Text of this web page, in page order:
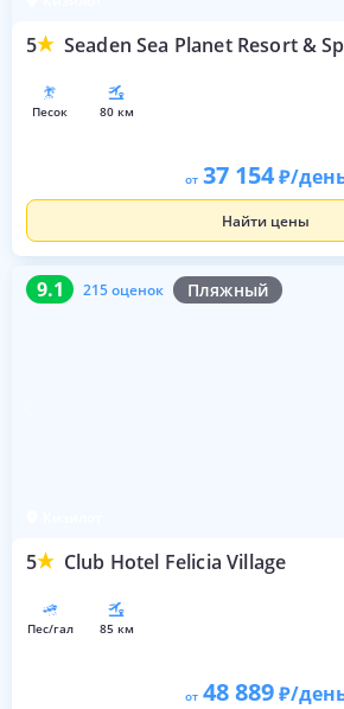
5 Seaden Sea Planet Resort &
песок 80 км
от 37 154 /
Найти цены
9.1 215 оценок Пляжный
5 Club Hotel Felicia Village
9.1 215 оценок
пес/гал 85 км
от 48 889 /